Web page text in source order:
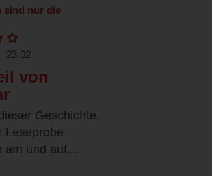
sind nur die
23:02
von
Geschichte,
Leseprobe
am und auf...